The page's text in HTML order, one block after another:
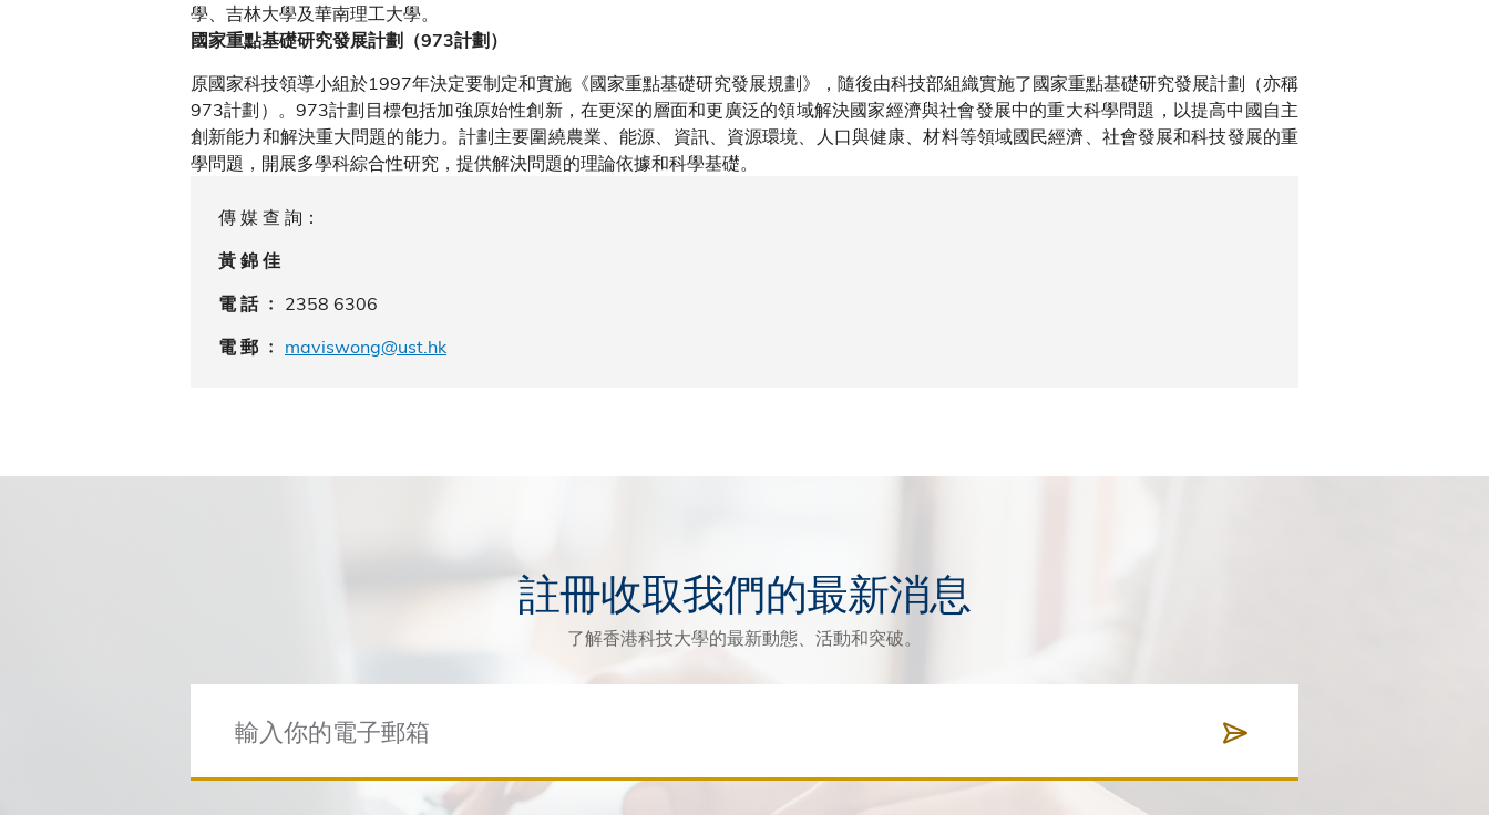
學、吉林大學及華南理工大學。
國家重點基礎研究發展計劃（973計劃）
原國家科技領導小組於1997年決定要制定和實施《國家重點基礎研究發展規劃》，隨後由科技部組織實施了國家重點基礎研究發展計劃（亦稱
973計劃）。973計劃目標包括加強原始性創新，在更深的層面和更廣泛的領域解決國家經濟與社會發展中的重大科學問題，以提高中國自主
創新能力和解決重大問題的能力。計劃主要圍繞農業、能源、資訊、資源環境、人口與健康、材料等領域國民經濟、社會發展和科技發展的重
學問題，開展多學科綜合性研究，提供解決問題的理論依據和科學基礎。
傳 媒 查 詢：
黃 錦 佳
電 話 ﹕ 2358 6306
電 郵 ﹕ maviswong@ust.hk
註冊收取我們的最新消息
了解香港科技大學的最新動態、活動和突破。